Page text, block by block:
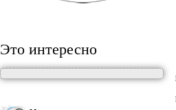
Это интересно